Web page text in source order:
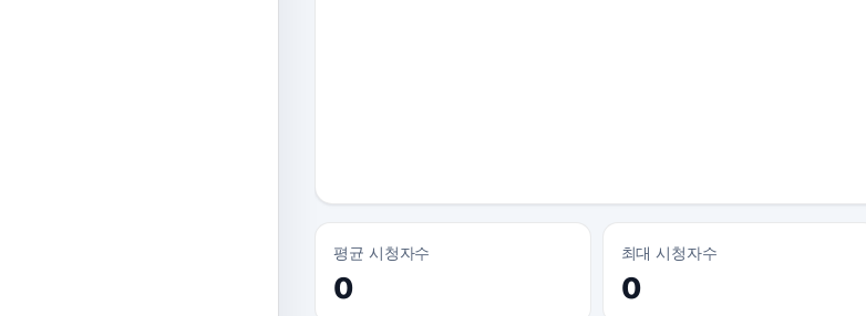
평균 시청자수
0
최대 시청자수
0